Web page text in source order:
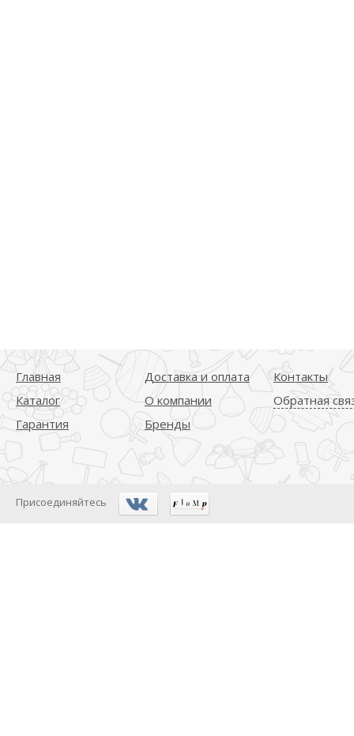
Главная
Каталог
Гарантия
Доставка и оплата
О компании
Бренды
Контакты
Обратная
Присоединяйтесь